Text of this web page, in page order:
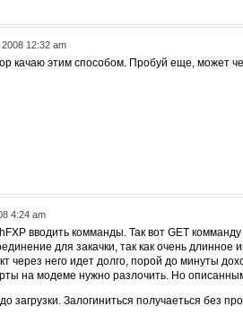
12:32 am
качаю этим способом. Пробуй еще, может
4:24 am
вводить комманды. Так вот GET
для закачки, так как очень
через него идет долго, порой до минуты
на модеме нужно разлочить. Но
загрузки. Залогиниться получаеться без